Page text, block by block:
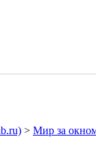
> Мир за